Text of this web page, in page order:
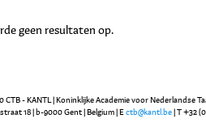
geen resultaten op.
CTB - KANTL | Koninklijke Academie voor Nederlandse
18 | b-9000 Gent | Belgium | E ctb@kantl.be | T +32